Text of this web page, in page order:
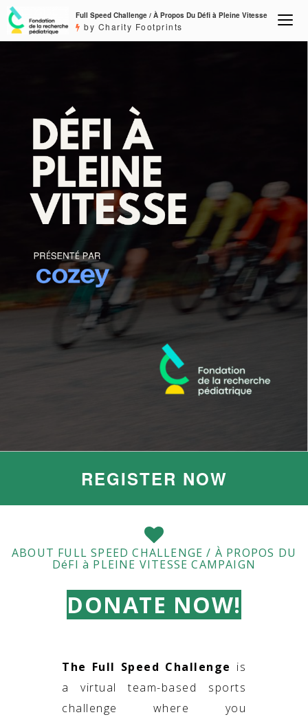
Full Speed Challenge / À Propos Du Défi à Pleine Vitesse
by Charity Footprints
REGISTER NOW
ABOUT FULL SPEED CHALLENGE / À PROPOS DU
DéFI à PLEINE VITESSE CAMPAIGN
DONATE NOW!
The Full Speed Challenge is
a virtual team-based sports
challenge where you